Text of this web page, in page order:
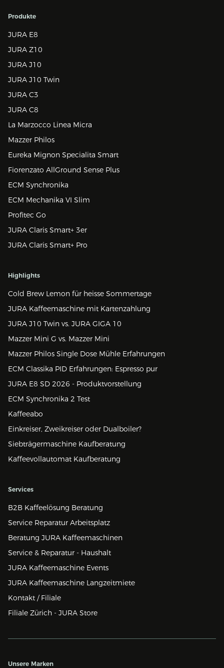
Produkte
JURA E8
JURA Z10
JURA J10
JURA J10 Twin
JURA C3
JURA C8
La Marzocco Linea Micra
Mazzer Philos
Eureka Mignon Specialita Smart
Fiorenzato AllGround Sense Plus
ECM Synchronika
ECM Mechanika VI Slim
Profitec Go
JURA Claris Smart+ 3er
JURA Claris Smart+ Pro
Highlights
Cold Brew Lemon für heisse Sommertage
JURA Kaffeemaschine mit Kartenzahlung
JURA J10 Twin vs. JURA GIGA 10
Mazzer Mini G vs. Mazzer Mini
Mazzer Philos Single Dose Mühle Erfahrungen
ECM Classika PID Erfahrungen: Espresso pur
JURA E8 SD 2026 - Produktvorstellung
ECM Synchronika 2 Test
Kaffeeabo
Einkreiser, Zweikreiser oder Dualboiler?
Siebträgermaschine Kaufberatung
Kaffeevollautomat Kaufberatung
Services
B2B Kaffeelösung Beratung
Service Reparatur Arbeitsplatz
Beratung JURA Kaffeemaschinen
Service & Reparatur - Haushalt
JURA Kaffeemaschine Events
JURA Kaffeemaschine Langzeitmiete
Kontakt / Filiale
Filiale Zürich - JURA Store
Unsere Marken